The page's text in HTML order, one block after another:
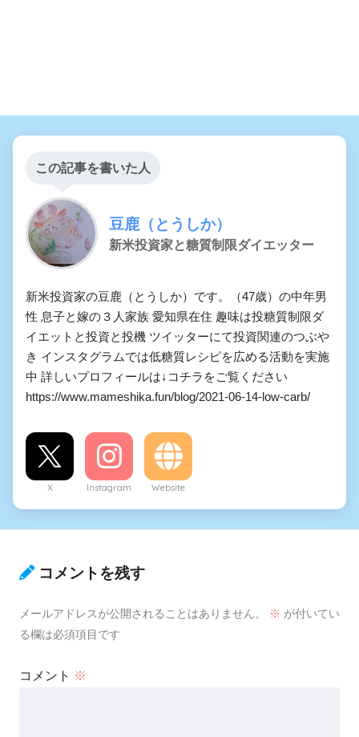
この記事を書いた人
豆鹿（とうしか）
新米投資家と糖質制限ダイエッター
新米投資家の豆鹿（とうしか）です。（47歳）の中年男
性 息子と嫁の３人家族 愛知県在住 趣味は投糖質制限ダ
イエットと投資と投機 ツイッターにて投資関連のつぶや
き インスタグラムでは低糖質レシピを広める活動を実施
中 詳しいプロフィールは↓コチラをご覧ください
https://www.mameshika.fun/blog/2021-06-14-low-carb/
X Instagram Website
コメントを残す
メールアドレスが公開されることはありません。 ※ が付いてい
る欄は必須項目です
コメント ※